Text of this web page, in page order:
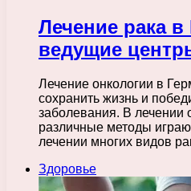
Лечение рака
ведущие
Лечение онкологии в
сохранить жизнь и
заболевания. В лечении
различные методы
лечении многих видов
Здоровье